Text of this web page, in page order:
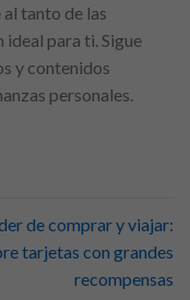
tanto de las
ideal para ti. Sigue
y contenidos
personales.
de comprar y viajar:
tarjetas con grandes
recompensas